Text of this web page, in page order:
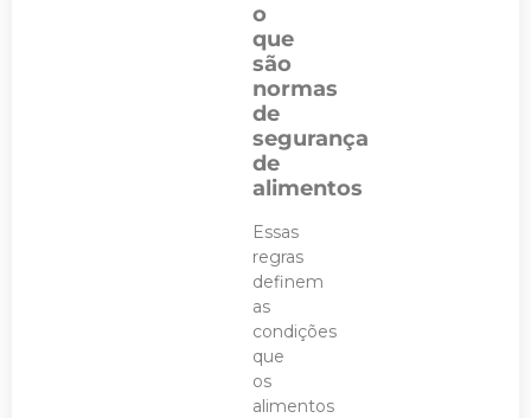
o
que
são
normas
de
segurança
de
alimentos
Essas
regras
definem
as
condições
que
os
alimentos